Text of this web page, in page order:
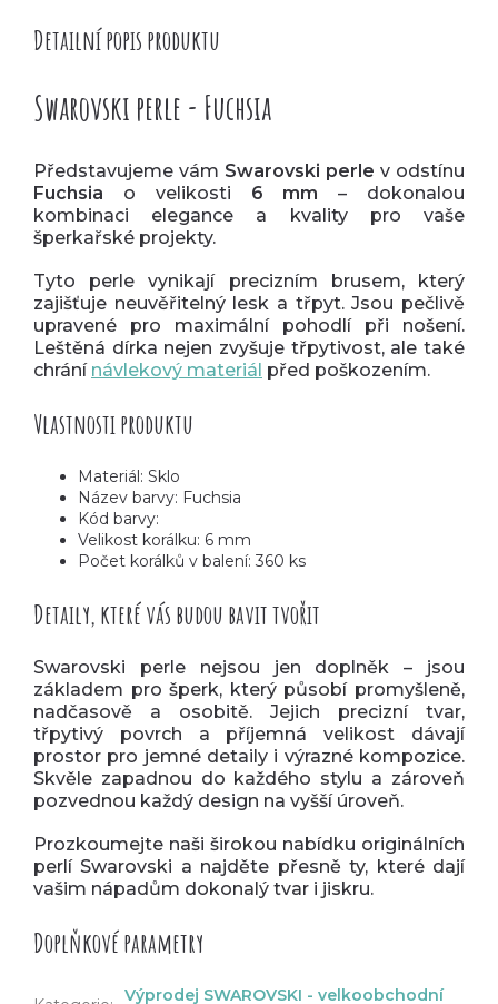
Detailní popis produktu
Swarovski perle - Fuchsia​
Představujeme vám Swarovski perle v odstínu
Fuchsia o velikosti 6 mm – dokonalou
kombinaci elegance a kvality pro vaše
šperkařské projekty.
Tyto perle vynikají precizním brusem, který
zajišťuje neuvěřitelný lesk a třpyt. Jsou pečlivě
upravené pro maximální pohodlí při nošení.
Leštěná dírka nejen zvyšuje třpytivost, ale také
chrání návlekový materiál před poškozením.
Vlastnosti produktu
Materiál: Sklo
Název barvy: Fuchsia
Kód barvy:
Velikost korálku: 6 mm
Počet korálků v balení: 360 ks
Detaily, které vás budou bavit tvořit
Swarovski perle nejsou jen doplněk – jsou
základem pro šperk, který působí promyšleně,
nadčasově a osobitě. Jejich precizní tvar,
třpytivý povrch a příjemná velikost dávají
prostor pro jemné detaily i výrazné kompozice.
Skvěle zapadnou do každého stylu a zároveň
pozvednou každý design na vyšší úroveň.
Prozkoumejte naši širokou nabídku originálních
perlí Swarovski a najděte přesně ty, které dají
vašim nápadům dokonalý tvar i jiskru.
Doplňkové parametry
Výprodej SWAROVSKI - velkoobchodní